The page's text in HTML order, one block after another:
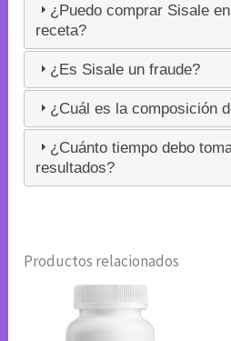
¿Puedo comprar Sisale
receta?
¿Es Sisale un fraude?
¿Cuál es la composición
¿Cuánto tiempo debo
resultados?
Productos relacionados